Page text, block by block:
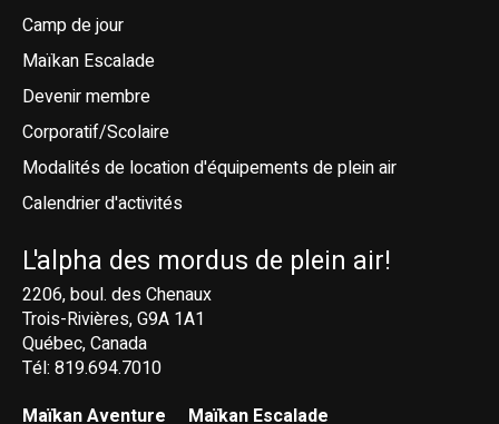
Camp de jour
Maïkan Escalade
Devenir membre
Corporatif/Scolaire
Modalités de location d'équipements de plein air
Calendrier d'activités
L'alpha des mordus de plein air!
2206, boul. des Chenaux
Trois-Rivières, G9A 1A1
Québec, Canada
Tél: 819.694.7010
Maïkan Aventure
Maïkan Escalade